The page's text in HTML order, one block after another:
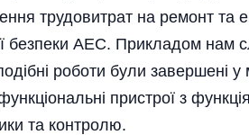
трудовитрат на ремонт та
безпеки АЕС. Прикладом нам
роботи були завершені
пристрої з
та контролю.